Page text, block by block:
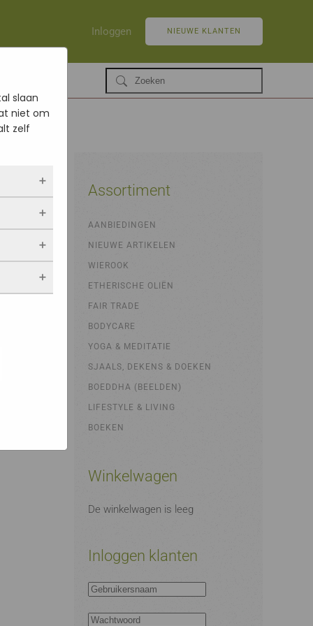
Inloggen NIEUWE KLANTEN
Assortiment
AANBIEDINGEN
NIEUWE ARTIKELEN
WIEROOK
ETHERISCHE OLIËN
FAIR TRADE
BODYCARE
YOGA & MEDITATIE
SJAALS, DEKENS & DOEKEN
BOEDDHA (BEELDEN)
LIFESTYLE & LIVING
BOEKEN
Winkelwagen
De winkelwagen is leeg
Inloggen klanten
slaan
niet om
zelf
als jij
blijven
Als je
van